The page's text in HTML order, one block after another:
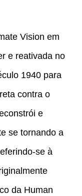
Vision em
e reativada no
1940 para
contra o
e
se tornando a
se à
da Human